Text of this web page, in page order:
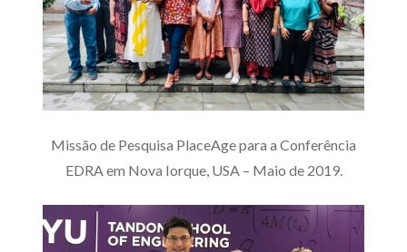
Missão de Pesquisa PlaceAge para a Conferência
EDRA em Nova Iorque, USA – Maio de 2019.